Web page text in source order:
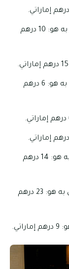
سندويتش شيش طاووق السعر الخاص به هو: 10 درهم
سندويتش مقالي مشكلة السعر الخاص به هو: 6 درهم
سندويتش قريدس مقلي السعر الخاص به هو: 14 درهم
سندويتش قريدس مشوي السعر الخاص به هو: 23 درهم